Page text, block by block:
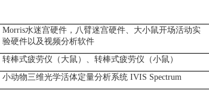
Morris水迷宫硬件，八臂迷宫硬件、大小鼠开场活动实
验硬件以及视频分析软件
转棒式疲劳仪（大鼠）、转棒式疲劳仪（小鼠）
小动物三维光学活体定量分析系统 IVIS Spectrum